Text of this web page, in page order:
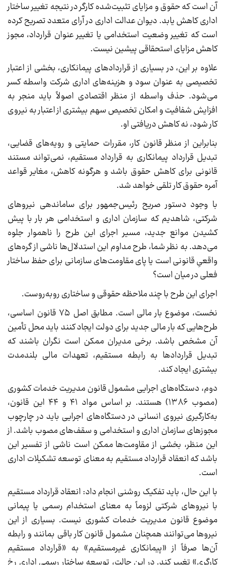
آن است که حقوق و مزایای تثبیت‌شده کارگر در نتیجه تغییر ساختار
اداری کاهش یابد. دیوان عدالت اداری در آرای متعدد تصریح کرده
است که تغییر وضعیت استخدامی یا تغییر عنوان قرارداد، مجوز
کاهش مزایای استحقاقی پیشین نیست.
علاوه بر این، در بسیاری از قراردادهای پیمانکاری، بخشی از اعتبار
تخصیصی به عنوان سود و هزینه‌های اداری شرکت واسطه کسر
می‌شود. حذف واسطه از منظر اقتصادی اصولاً باید منجر به
افزایش شفافیت و امکان تخصیص سهم بیشتری از اعتبار به نیروی
کار شود، نه کاهش دریافتی او.
بنابراین از منظر قانون کار، مقررات حمایتی و رویه‌های قضایی،
تبدیل قرارداد پیمانکاری به قرارداد مستقیم، نمی‌تواند مستند
قانونی برای کاهش حقوق باشد و هرگونه کاهش، مغایر قواعد
آمره حقوق کار تلقی خواهد شد.
با وجود دستور صریح رئیس‌جمهور برای ساماندهی نیروهای
شرکتی، شاهدیم که سازمان اداری و استخدامی هر بار با پیش
کشیدن موانع جدید، مسیر اجرای این طرح را ناهموار جلوه
می‌دهد. به نظر شما، طرح مداوم این استدلال‌ها ناشی از گره‌های
واقعیِ قانونی است یا پای مقاومت‌های سازمانی برای حفظ ساختار
فعلی در میان است؟
اجرای این طرح با چند ملاحظه حقوقی و ساختاری روبه‌روست.
نخست، موضوع بار مالی است. مطابق اصل ۷۵ قانون اساسی،
طرح‌هایی که بار مالی جدید برای دولت ایجاد کنند باید محل تأمین
آن مشخص باشد. برخی مدیران ممکن است نگران باشند که
تبدیل قراردادها به رابطه مستقیم، تعهدات مالی بلندمدت
بیشتری ایجاد کند.
دوم، دستگاه‌های اجرایی مشمول قانون مدیریت خدمات کشوری
(مصوب ۱۳۸۶) هستند. بر اساس مواد ۴۱ و ۴۴ این قانون،
به‌کارگیری نیروی انسانی در دستگاه‌های اجرایی باید در چارچوب
مجوزهای سازمان اداری و استخدامی و سقف‌های مصوب باشد. از
این منظر، بخشی از مقاومت‌ها ممکن است ناشی از تفسیر این
باشد که انعقاد قرارداد مستقیم به معنای توسعه تشکیلات اداری
است.
با این حال، باید تفکیک روشنی انجام داد: انعقاد قرارداد مستقیم
با نیروهای شرکتی لزوماً به معنای استخدام رسمی یا پیمانی
موضوع قانون مدیریت خدمات کشوری نیست. بسیاری از این
نیروها می‌توانند همچنان مشمول قانون کار باقی بمانند و رابطه
آن‌ها صرفاً از «پیمانکاری غیرمستقیم» به «قرارداد مستقیم